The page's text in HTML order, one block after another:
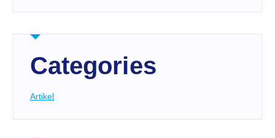
Categories
Artikel